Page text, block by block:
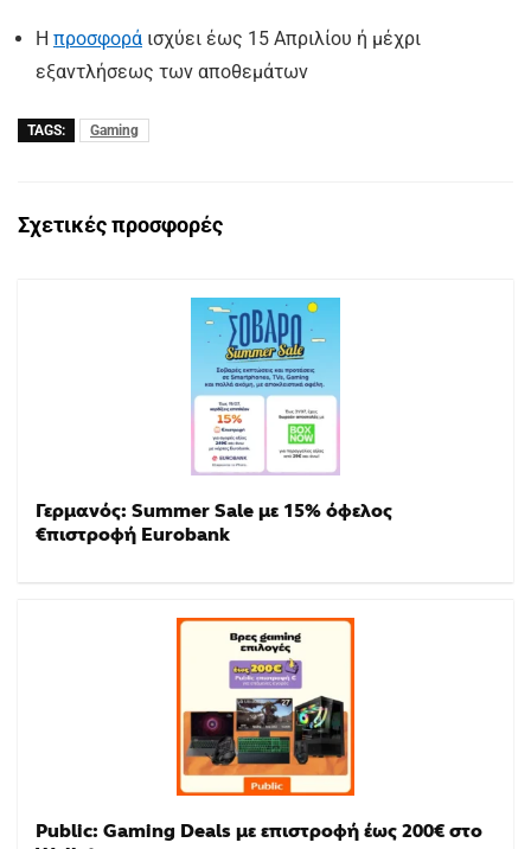
Η προσφορά ισχύει έως 15 Απριλίου ή μέχρι
εξαντλήσεως των αποθεμάτων
TAGS: Gaming
Σχετικές προσφορές
Γερμανός: Summer Sale με 15% όφελος
€πιστροφή Eurobank
Public: Gaming Deals με επιστροφή έως 200€ στο